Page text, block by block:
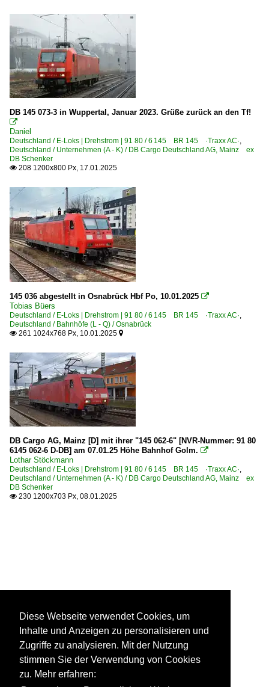
DB 145 073-3 in Wuppertal, Januar 2023. Grüße zurück an den Tf!

Daniel
Deutschland / E-Loks | Drehstrom | 91 80 / 6 145 BR 145 ·Traxx AC·,
Deutschland / Unternehmen (A - K) / DB Cargo Deutschland AG, Mainz ex
DB Schenker
 208 1200x800 Px, 17.01.2025
145 036 abgestellt in Osnabrück Hbf Po, 10.01.2025 
Tobias Büers
Deutschland / E-Loks | Drehstrom | 91 80 / 6 145 BR 145 ·Traxx AC·,
Deutschland / Bahnhöfe (L - Q) / Osnabrück
 261 1024x768 Px, 10.01.2025 
DB Cargo AG, Mainz [D] mit ihrer "145 062-6" [NVR-Nummer: 91 80
6145 062-6 D-DB] am 07.01.25 Höhe Bahnhof Golm. 
Lothar Stöckmann
Deutschland / E-Loks | Drehstrom | 91 80 / 6 145 BR 145 ·Traxx AC·,
Deutschland / Unternehmen (A - K) / DB Cargo Deutschland AG, Mainz ex
DB Schenker
 230 1200x703 Px, 08.01.2025
Diese Webseite verwendet Cookies, um
Inhalte und Anzeigen zu personalisieren und
Zugriffe zu analysieren. Mit der Nutzung
stimmen Sie der Verwendung von Cookies
zu. Mehr erfahren: